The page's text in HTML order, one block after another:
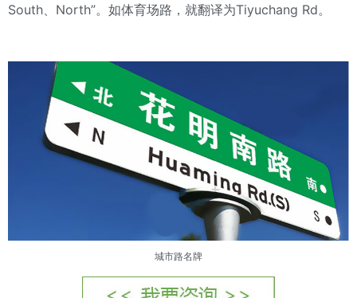
South、North”。如体育场路，就翻译为Tiyuchang Rd。
城市路名牌